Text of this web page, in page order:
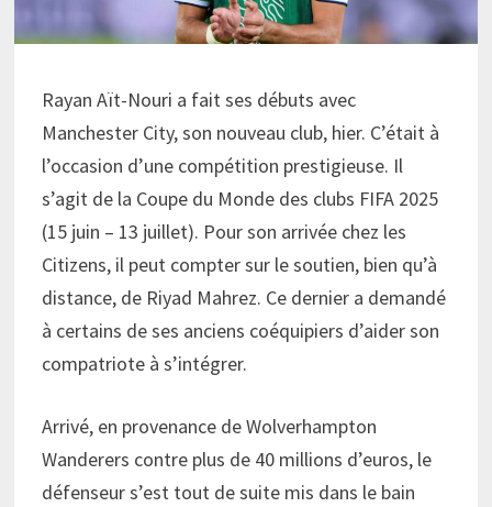
Rayan Aït-Nouri a fait ses débuts avec
Manchester City, son nouveau club, hier. C’était à
l’occasion d’une compétition prestigieuse. Il
s’agit de la Coupe du Monde des clubs FIFA 2025
(15 juin – 13 juillet). Pour son arrivée chez les
Citizens, il peut compter sur le soutien, bien qu’à
distance, de Riyad Mahrez. Ce dernier a demandé
à certains de ses anciens coéquipiers d’aider son
compatriote à s’intégrer.
Arrivé, en provenance de Wolverhampton
Wanderers contre plus de 40 millions d’euros, le
défenseur s’est tout de suite mis dans le bain